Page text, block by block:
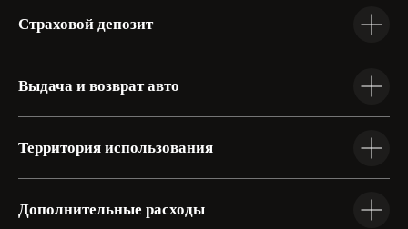
Страховой депозит
Выдача и возврат авто
Территория использования
Дополнительные расходы
Родионова 169А